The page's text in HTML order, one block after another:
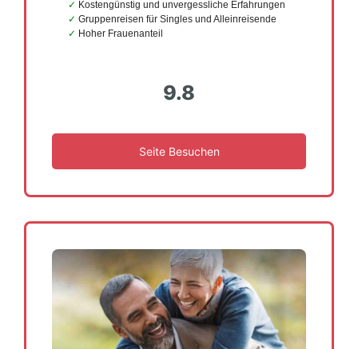
Kostengünstig und unvergessliche Erfahrungen
Gruppenreisen für Singles und Alleinreisende
Hoher Frauenanteil
9.8
Seite Besuchen